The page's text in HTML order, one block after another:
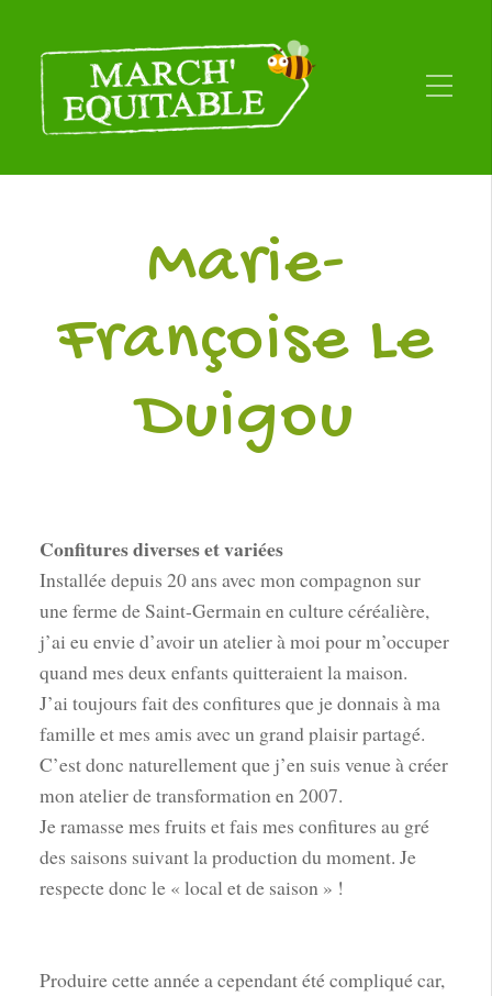
Marie-
Françoise Le
Duigou
Confitures diverses et variées
Installée depuis 20 ans avec mon compagnon sur
une ferme de Saint-Germain en culture céréalière,
j’ai eu envie d’avoir un atelier à moi pour m’occuper
quand mes deux enfants quitteraient la maison.
J’ai toujours fait des confitures que je donnais à ma
famille et mes amis avec un grand plaisir partagé.
C’est donc naturellement que j’en suis venue à créer
mon atelier de transformation en 2007.
Je ramasse mes fruits et fais mes confitures au gré
des saisons suivant la production du moment. Je
respecte donc le « local et de saison » !
Produire cette année a cependant été compliqué car,